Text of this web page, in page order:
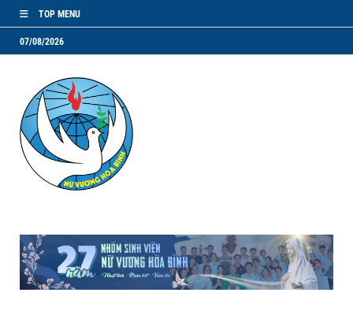
TOP MENU
07/08/2026